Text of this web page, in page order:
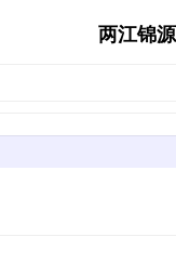
两江锦